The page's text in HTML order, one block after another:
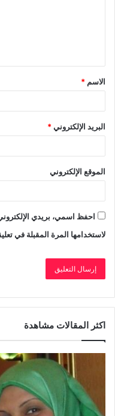
الاسم *
البريد الإلكتروني*
الموقع الإلكتروني
احفظ اسمي، بريدي
لاستخدامها المرة المقبلة في
اكثر المقالات مشاهدة